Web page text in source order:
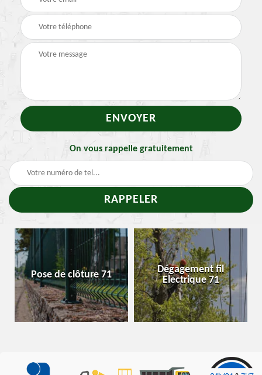
On vous rappelle gratuitement
71
Dégagement fil
Electrique 71
Traitement
Enlevement
chenille